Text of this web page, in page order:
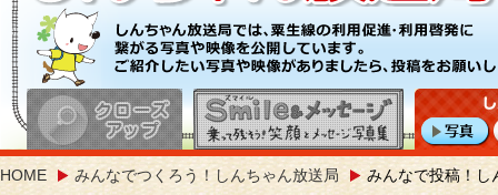
HOME みんなでつくろう！しんちゃん放送局 みんなで投稿！し